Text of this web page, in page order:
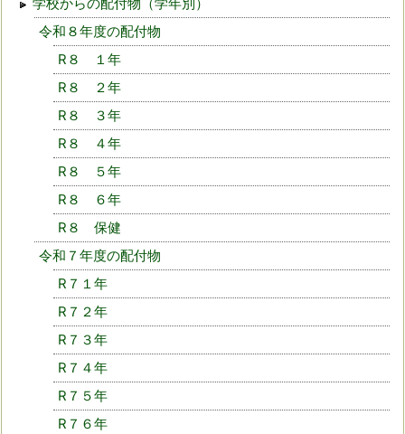
学校からの配付物（学年別）
令和８年度の配付物
R８ １年
R８ ２年
R８ ３年
R８ ４年
R８ ５年
R８ ６年
R８ 保健
令和７年度の配付物
R７１年
R７２年
R７３年
R７４年
R７５年
R７６年